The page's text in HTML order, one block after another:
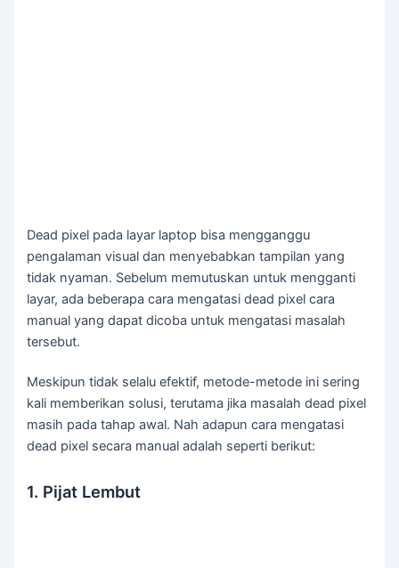
Dead pixel pada layar laptop bisa mengganggu
pengalaman visual dan menyebabkan tampilan yang
tidak nyaman. Sebelum memutuskan untuk mengganti
layar, ada beberapa cara mengatasi dead pixel cara
manual yang dapat dicoba untuk mengatasi masalah
tersebut.
Meskipun tidak selalu efektif, metode-metode ini sering
kali memberikan solusi, terutama jika masalah dead pixel
masih pada tahap awal. Nah adapun cara mengatasi
dead pixel secara manual adalah seperti berikut:
1. Pijat Lembut